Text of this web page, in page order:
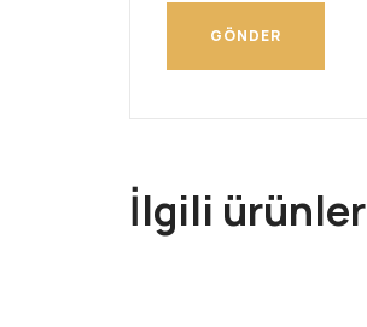
İlgili ürünler